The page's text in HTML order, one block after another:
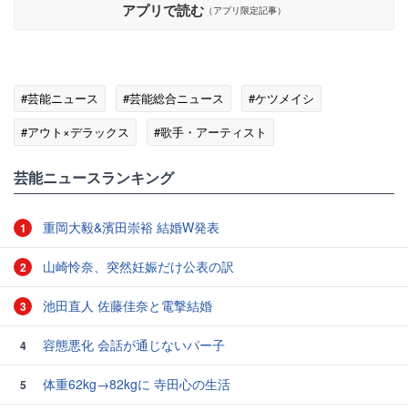
アプリで読む （アプリ限定記事）
#芸能ニュース #芸能総合ニュース
#ケツメイシ
#アウト×デラックス
#歌手・アーティスト
芸能ニュースランキング
1 重岡大毅&濱田崇裕 結婚W発表
2 山崎怜奈、突然妊娠だけ公表の訳
3 池田直人 佐藤佳奈と電撃結婚
4 容態悪化 会話が通じないパー子
5
体重62kg→82kgに 寺田心の生活